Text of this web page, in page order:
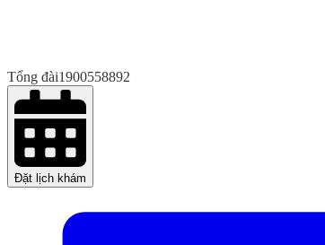
Tổng đài1900558892
Đặt lịch khám